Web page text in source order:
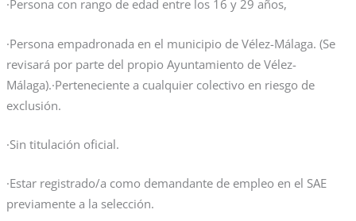
·Persona con rango de edad entre los 16 y 29 años,
·Persona empadronada en el municipio de Vélez-Málaga. (Se
revisará por parte del propio Ayuntamiento de Vélez-
Málaga).·Perteneciente a cualquier colectivo en riesgo de
exclusión.
·Sin titulación oficial.
·Estar registrado/a como demandante de empleo en el SAE
previamente a la selección.